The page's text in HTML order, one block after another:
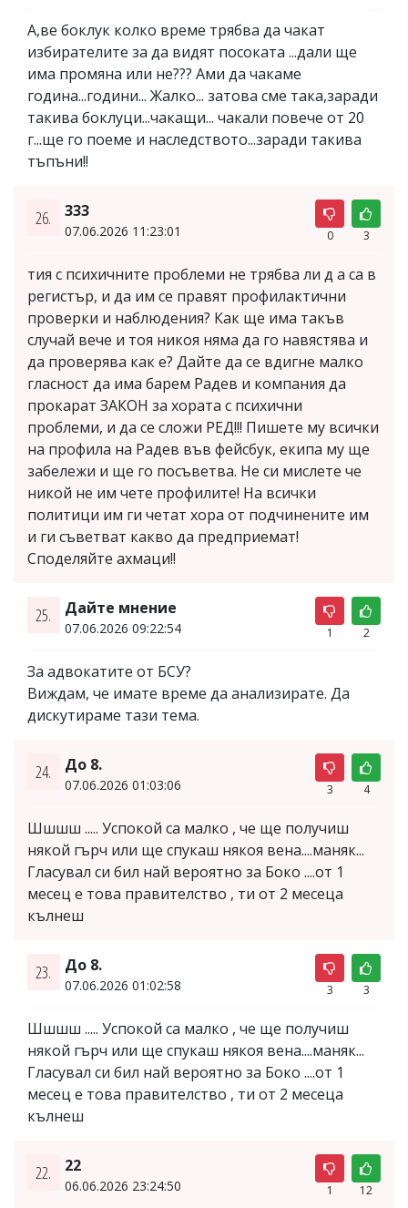
А,ве боклук колко време трябва да чакат
избирателите за да видят посоката ...дали ще
има промяна или не??? Ами да чакаме
година...години... Жалко... затова сме така,заради
такива боклуци...чакащи... чакали повече от 20
г...ще го поеме и наследството...заради такива
тъпъни!!
26. 333
07.06.2026 11:23:01 0 3
тия с психичните проблеми не трябва ли д а са в
регистър, и да им се правят профилактични
проверки и наблюдения? Как ще има такъв
случай вече и тоя никоя няма да го навястява и
да проверява как е? Дайте да се вдигне малко
гласност да има барем Радев и компания да
прокарат ЗАКОН за хората с психични
проблеми, и да се сложи РЕД!!! Пишете му всички
на профила на Радев във фейсбук, екипа му ще
забележи и ще го посъветва. Не си мислете че
никой не им чете профилите! На всички
политици им ги четат хора от подчинените им
и ги съветват какво да предприемат!
Споделяйте ахмаци!!
25. Дайте мнение
07.06.2026 09:22:54 1 2
За адвокатите от БСУ?
Виждам, че имате време да анализирате. Да
дискутираме тази тема.
24. До 8.
07.06.2026 01:03:06 3 4
Шшшш ..... Успокой са малко , че ще получиш
някой гърч или ще спукаш някоя вена....маняк...
Гласувал си бил най вероятно за Боко ....от 1
месец е това правителство , ти от 2 месеца
кълнеш
23. До 8.
07.06.2026 01:02:58 3 3
Шшшш ..... Успокой са малко , че ще получиш
някой гърч или ще спукаш някоя вена....маняк...
Гласувал си бил най вероятно за Боко ....от 1
месец е това правителство , ти от 2 месеца
кълнеш
22. 22
06.06.2026 23:24:50 1 12